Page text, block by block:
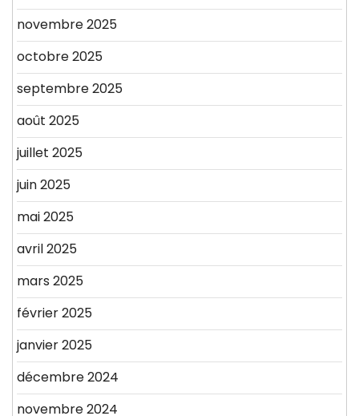
novembre 2025
octobre 2025
septembre 2025
août 2025
juillet 2025
juin 2025
mai 2025
avril 2025
mars 2025
février 2025
janvier 2025
décembre 2024
novembre 2024